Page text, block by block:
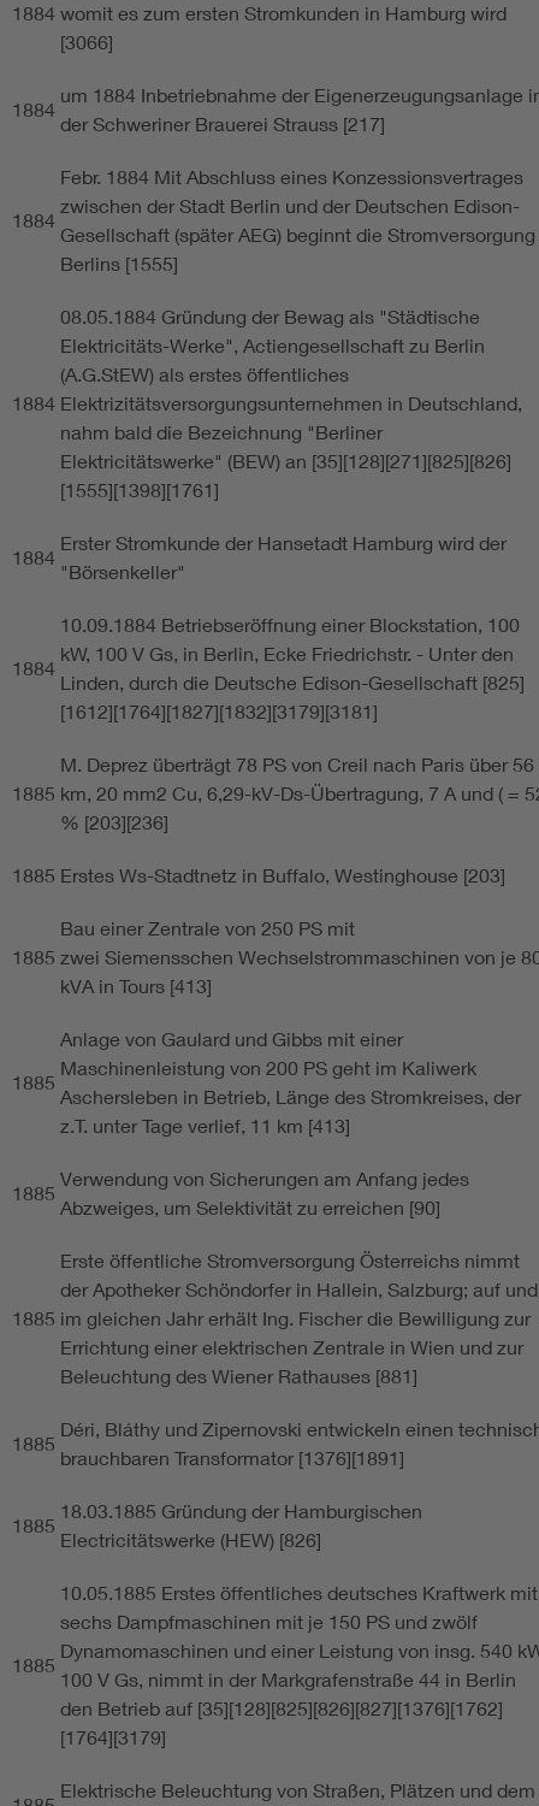
1884 womit es zum ersten Stromkunden in Hamburg wird
[3066]
1884
um 1884 Inbetriebnahme der Eigenerzeugungsanlage
der Schweriner Brauerei Strauss [217]
1884
Febr. 1884 Mit Abschluss eines Konzessionsvertrages
zwischen der Stadt Berlin und der Deutschen Edison-
Gesellschaft (später AEG) beginnt die Stromversorgung
Berlins [1555]
1884
08.05.1884 Gründung der Bewag als "Städtische
Elektricitäts-Werke", Actiengesellschaft zu Berlin
(A.G.StEW) als erstes öffentliches
Elektrizitätsversorgungsunternehmen in Deutschland,
nahm bald die Bezeichnung "Berliner
Elektricitätswerke" (BEW) an [35][128][271][825][826]
[1555][1398][1761]
1884
Erster Stromkunde der Hansetadt Hamburg wird der
"Börsenkeller"
1884
10.09.1884 Betriebseröffnung einer Blockstation, 100
kW, 100 V Gs, in Berlin, Ecke Friedrichstr. - Unter den
Linden, durch die Deutsche Edison-Gesellschaft [825]
[1612][1764][1827][1832][3179][3181]
1885
M. Deprez überträgt 78 PS von Creil nach Paris über 56
km, 20 mm2 Cu, 6,29-kV-Ds-Übertragung, 7 A und ( =
% [203][236]
1885 Erstes Ws-Stadtnetz in Buffalo, Westinghouse [203]
1885
Bau einer Zentrale von 250 PS mit
zwei Siemensschen Wechselstrommaschinen von je
kVA in Tours [413]
1885
Anlage von Gaulard und Gibbs mit einer
Maschinenleistung von 200 PS geht im Kaliwerk
Aschersleben in Betrieb, Länge des Stromkreises, der
z.T. unter Tage verlief, 11 km [413]
1885
Verwendung von Sicherungen am Anfang jedes
Abzweiges, um Selektivität zu erreichen [90]
1885
Erste öffentliche Stromversorgung Österreichs nimmt
der Apotheker Schöndorfer in Hallein, Salzburg; auf und
im gleichen Jahr erhält Ing. Fischer die Bewilligung zur
Errichtung einer elektrischen Zentrale in Wien und zur
Beleuchtung des Wiener Rathauses [881]
1885
Déri, Bláthy und Zipernovski entwickeln einen
brauchbaren Transformator [1376][1891]
1885
18.03.1885 Gründung der Hamburgischen
Electricitätswerke (HEW) [826]
1885
10.05.1885 Erstes öffentliches deutsches Kraftwerk mit
sechs Dampfmaschinen mit je 150 PS und zwölf
Dynamomaschinen und einer Leistung von insg. 540
100 V Gs, nimmt in der Markgrafenstraße 44 in Berlin
den Betrieb auf [35][128][825][826][827][1376][1762]
[1764][3179]
Elektrische Beleuchtung von Straßen, Plätzen und dem